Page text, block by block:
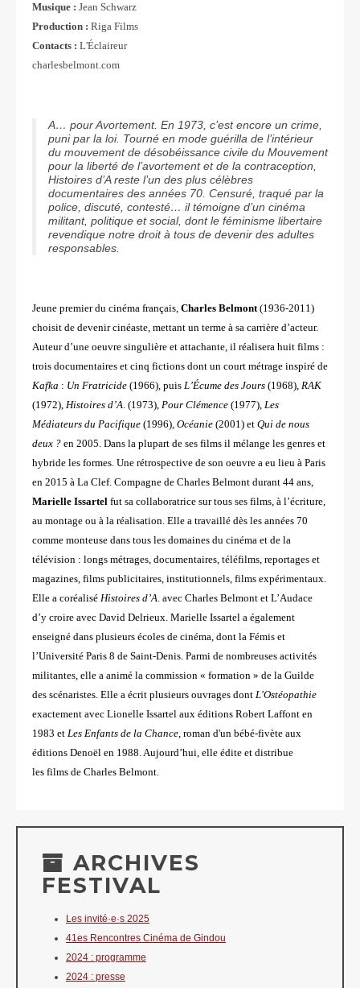
Musique : Jean Schwarz
Production : Riga Films
Contacts : L'Éclaireur
charlesbelmont.com
A… pour Avortement. En 1973, c’est encore un crime,
puni par la loi. Tourné en mode guérilla de l’intérieur
du mouvement de désobéissance civile du Mouvement
pour la liberté de l’avortement et de la contraception,
Histoires d’A reste l’un des plus célèbres
documentaires des années 70. Censuré, traqué par la
police, discuté, contesté… il témoigne d’un cinéma
militant, politique et social, dont le féminisme libertaire
revendique notre droit à tous de devenir des adultes
responsables.
Jeune premier du cinéma français, Charles Belmont(1936-2011)
choisit de devenir cinéaste, mettant un terme à sa carrière d’acteur.
Auteur d’une oeuvre singulière et attachante, il réalisera huit films :
trois documentaires et cinq fictions dont un court métrage inspiré de
Kafka : Un Fratricide (1966), puis L’Écume des Jours (1968), RAK
(1972), Histoires d’A. (1973), Pour Clémence (1977), Les
Médiateurs du Pacifique (1996), Océanie (2001) et Qui de nous
deux ? en 2005. Dans la plupart de ses films il mélange les genres et
hybride les formes. Une rétrospective de son oeuvre a eu lieu à Paris
en 2015 à La Clef. Compagne de Charles Belmont durant 44 ans,
Marielle Issartel fut sa collaboratrice sur tous ses films, à l’écriture,
au montage ou à la réalisation. Elle a travaillé dès les années 70
comme monteuse dans tous les domaines du cinéma et de la
télévision : longs métrages, documentaires, téléfilms, reportages et
magazines, films publicitaires, institutionnels, films expérimentaux.
Elle a coréalisé Histoires d’A. avec Charles Belmont et L’Audace
d’y croire avec David Delrieux. Marielle Issartel a également
enseigné dans plusieurs écoles de cinéma, dont la Fémis et
l’Université Paris 8 de Saint-Denis. Parmi de nombreuses activités
militantes, elle a animé la commission « formation » de la Guilde
des scénaristes. Elle a écrit plusieurs ouvrages dont L'Ostéopathie
exactement avec Lionelle Issartel aux éditions Robert Laffont en
1983 et Les Enfants de la Chance, roman d'un bébé-fivète aux
éditions Denoël en 1988. Aujourd’hui, elle édite et distribue
les films de Charles Belmont.
ARCHIVES
FESTIVAL
Les invité·e·s 2025
41es Rencontres Cinéma de Gindou
2024 : programme
2024 : presse